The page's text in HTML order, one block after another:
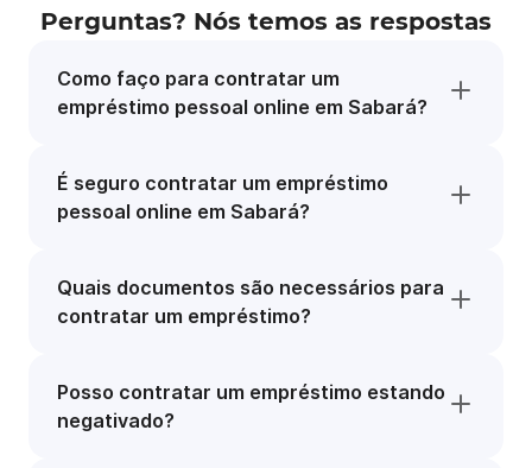
Perguntas? Nós temos as respostas
Como faço para contratar um
empréstimo pessoal online em Sabará?
É seguro contratar um empréstimo
pessoal online em Sabará?
Quais documentos são necessários para
contratar um empréstimo?
Posso contratar um empréstimo estando
negativado?